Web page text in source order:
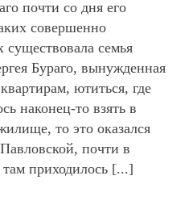
почти со дня его
совершенно
семья
Бураго, вынужденная
ютиться, где
наконец-то взять в
то это оказался
почти в
приходилось [...]